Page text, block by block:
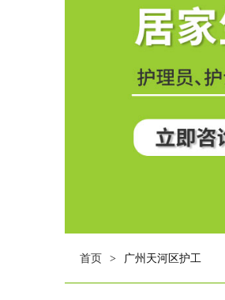
首页 > 广州天河区护工